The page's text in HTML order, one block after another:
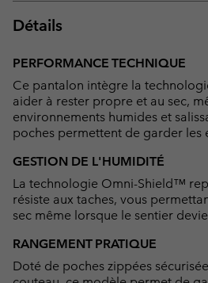
Détails
PERFORMANCE TECHNIQUE
Ce pantalon intègre la
aider à rester propre et au sec,
environnements humides et
poches permettent de garder les
GESTION DE L'HUMIDITÉ
La technologie Omni-Shield™
résiste aux taches, vous
sec même lorsque le sentier
RANGEMENT PRATIQUE
Doté de poches zippées